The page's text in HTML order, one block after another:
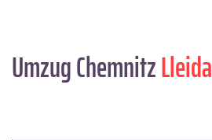
Umzug ChemnitzLleida